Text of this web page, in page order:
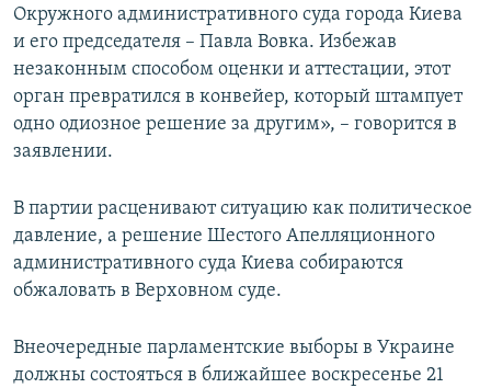
Окружного административного суда города Киева
и его председателя – Павла Вовка. Избежав
незаконным способом оценки и аттестации, этот
орган превратился в конвейер, который штампует
одно одиозное решение за другим», – говорится в
заявлении.
В партии расценивают ситуацию как политическое
давление, а решение Шестого Апелляционного
административного суда Киева собираются
обжаловать в Верховном суде.
Внеочередные парламентские выборы в Украине
должны состояться в ближайшее воскресенье 21